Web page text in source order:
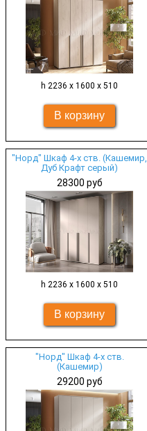
h 2236 х 1600 х 510
"Норд" Шкаф 4-х ств. (Кашемир,
Дуб Крафт серый)
28300 руб
h 2236 х 1600 х 510
"Норд" Шкаф 4-х ств.
(Кашемир)
29200 руб